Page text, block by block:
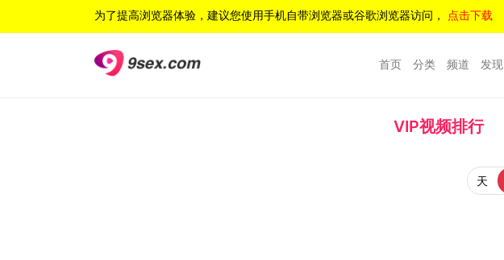
为了提高浏览器体验，建议您使用手机自带浏览器或谷歌浏览器访问， 点击下载
首页 分类 频道 发现
VIP视频排行
天